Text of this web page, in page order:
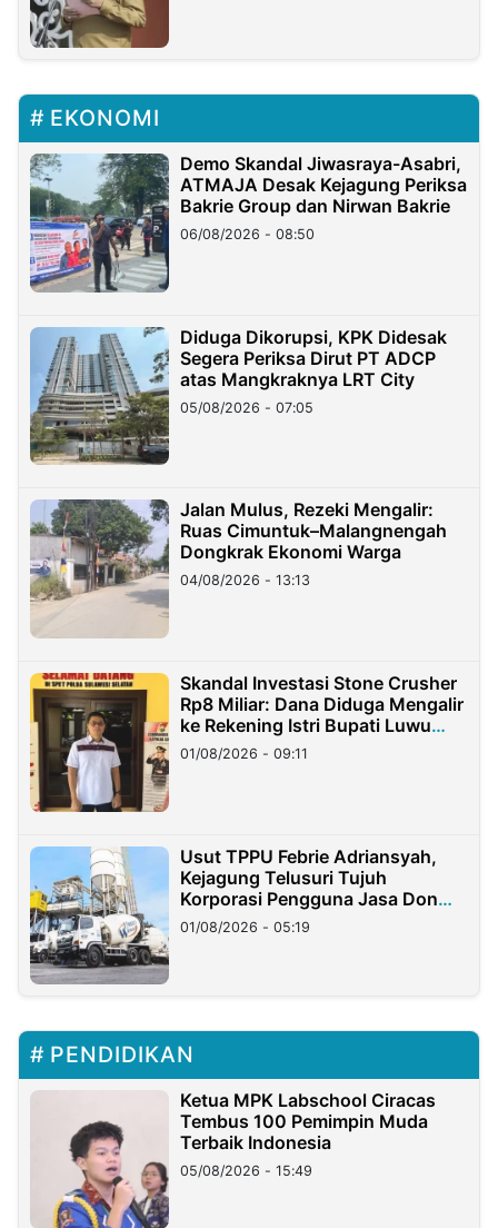
EKONOMI
Demo Skandal Jiwasraya-Asabri,
ATMAJA Desak Kejagung Periksa
Bakrie Group dan Nirwan Bakrie
06/08/2026 - 08:50
Diduga Dikorupsi, KPK Didesak
Segera Periksa Dirut PT ADCP
atas Mangkraknya LRT City
05/08/2026 - 07:05
Jalan Mulus, Rezeki Mengalir:
Ruas Cimuntuk–Malangnengah
Dongkrak Ekonomi Warga
04/08/2026 - 13:13
Skandal Investasi Stone Crusher
Rp8 Miliar: Dana Diduga Mengalir
ke Rekening Istri Bupati Luwu
Timur
01/08/2026 - 09:11
Usut TPPU Febrie Adriansyah,
Kejagung Telusuri Tujuh
Korporasi Pengguna Jasa Don
Ritto
01/08/2026 - 05:19
PENDIDIKAN
Ketua MPK Labschool Ciracas
Tembus 100 Pemimpin Muda
Terbaik Indonesia
05/08/2026 - 15:49